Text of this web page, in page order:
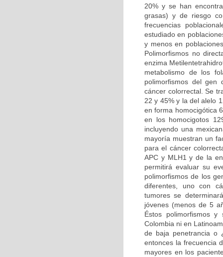
20% y se han
grasas) y de riesgo
frecuencias
estudiado en
y menos en
Polimorfismos no
enzima
metabolismo de los
polimorfismos del gen
cáncer colorrectal. Se
22 y 45% y la del alelo
en forma homocigótica
en los homocigotos
incluyendo una
mayoría muestran un
para el cáncer
APC y MLH1 y de la
permitirá evaluar su
polimorfismos de los
diferentes, uno con
tumores se
jóvenes (menos de 5
Éstos polimorfismos
Colombia ni en
de baja penetrancia o
entonces la frecuencia
mayores en los